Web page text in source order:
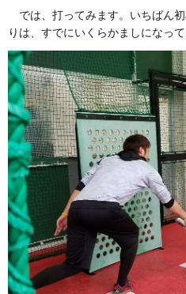
では、打ってみます。いちばん
りは、すでにいくらかましになって